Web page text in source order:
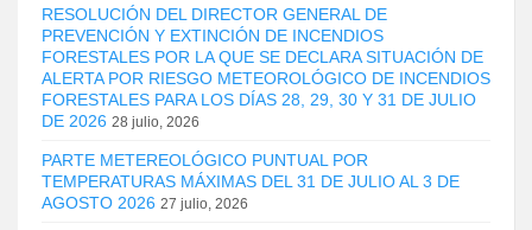
RESOLUCIÓN DEL DIRECTOR GENERAL DE
PREVENCIÓN Y EXTINCIÓN DE INCENDIOS
FORESTALES POR LA QUE SE DECLARA SITUACIÓN DE
ALERTA POR RIESGO METEOROLÓGICO DE INCENDIOS
FORESTALES PARA LOS DÍAS 28, 29, 30 Y 31 DE JULIO
DE 2026 28 julio, 2026
PARTE METEREOLÓGICO PUNTUAL POR
TEMPERATURAS MÁXIMAS DEL 31 DE JULIO AL 3 DE
AGOSTO 2026 27 julio, 2026